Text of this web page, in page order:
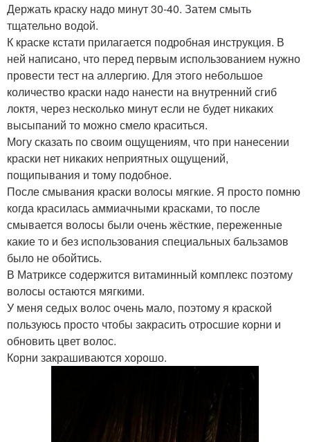
Держать краску надо минут 30-40. Затем смыть
тщательно водой.
К краске кстати прилагается подробная инструкция. В
ней написано, что перед первым использованием нужно
провести тест на аллергию. Для этого небольшое
количество краски надо нанести на внутренний сгиб
локтя, через несколько минут если не будет никаких
высыпаний то можно смело краситься.
Могу сказать по своим ощущениям, что при нанесении
краски нет никаких неприятных ощущений,
пощипывания и тому подобное.
После смывания краски волосы мягкие. Я просто помню
когда красилась аммиачными красками, то после
смывается волосы были очень жёсткие, переженные
какие то и без использования специальных бальзамов
было не обойтись.
В Матриксе содержится витаминный комплекс поэтому
волосы остаются мягкими.
У меня седых волос очень мало, поэтому я краской
пользуюсь просто чтобы закрасить отросшие корни и
обновить цвет волос.
Корни закрашиваются хорошо.